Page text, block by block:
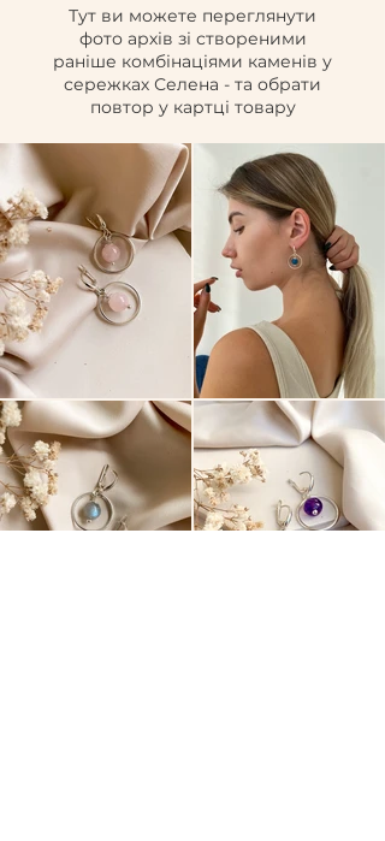
Тут ви можете переглянути
фото архів зі створеними
раніше комбінаціями каменів у
сережках Селена - та обрати
повтор у картці товару